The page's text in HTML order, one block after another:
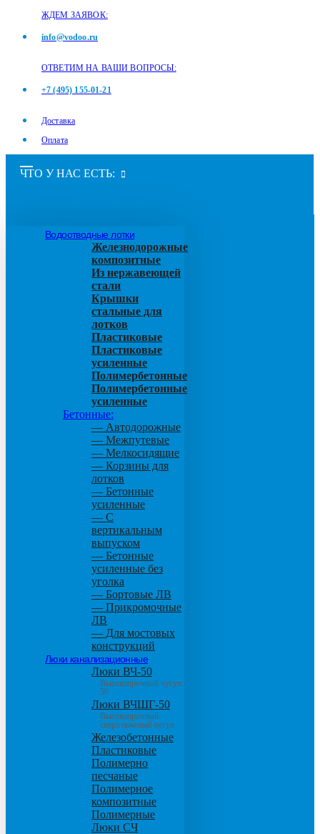
ЖДЕМ ЗАЯВОК:
info@vodoo.ru
ОТВЕТИМ НА ВАШИ ВОПРОСЫ:
+7 (495) 155-01-21
Доставка
Оплата
ЧТО У НАС ЕСТЬ:
Водоотводные лотки
Железнодорожные
композитные
Из нержавеющей
стали
Крышки
стальные для
лотков
Пластиковые
Пластиковые
усиленные
Полимербетонные
Полимербетонные
усиленные
Бетонные:
— Автодорожные
— Межпутевые
— Мелкосидящие
— Корзины для
лотков
— Бетонные
усиленные
— С
вертикальным
выпуском
— Бетонные
усиленные без
уголка
— Бортовые ЛВ
— Прикромочные
ЛВ
— Для мостовых
конструкций
Люки канализационные
Люки ВЧ-50
Высокопрочный чугун
50
Люки ВЧШГ-50
Высокопрочный
сверхтяжелый чугун
Железобетонные
Пластиковые
Полимерно
песчаные
Полимерное
композитные
Полимерные
Люки СЧ